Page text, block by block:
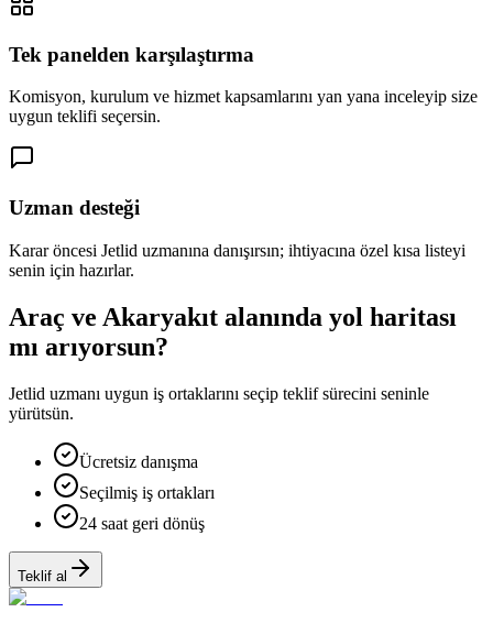
Tek panelden karşılaştırma
Komisyon, kurulum ve hizmet kapsamlarını yan yana inceleyip size
uygun teklifi seçersin.
Uzman desteği
Karar öncesi Jetlid uzmanına danışırsın; ihtiyacına özel kısa listeyi
senin için hazırlar.
Araç ve Akaryakıt alanında yol haritası
mı arıyorsun?
Jetlid uzmanı uygun iş ortaklarını seçip teklif sürecini seninle
yürütsün.
Ücretsiz danışma
Seçilmiş iş ortakları
24 saat geri dönüş
Teklif al